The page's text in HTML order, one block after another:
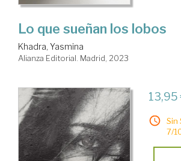
Lo que sueñan los lobos
Khadra, Yasmina
Alianza Editorial. Madrid, 2023
13,95
Sin
7/